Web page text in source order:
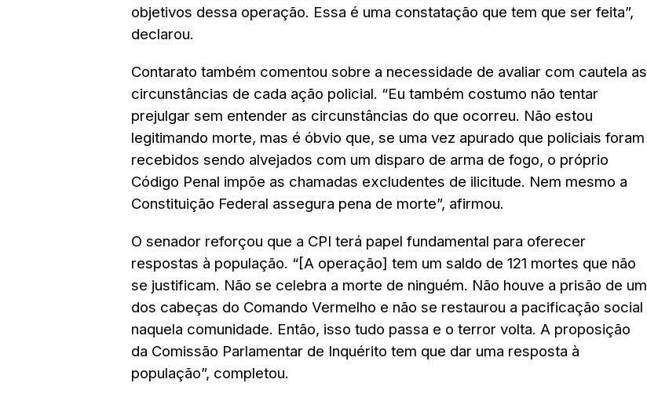
objetivos dessa operação. Essa é uma constatação que tem que ser feita”,
declarou.
Contarato também comentou sobre a necessidade de avaliar com cautela as
circunstâncias de cada ação policial. “Eu também costumo não tentar
prejulgar sem entender as circunstâncias do que ocorreu. Não estou
legitimando morte, mas é óbvio que, se uma vez apurado que policiais foram
recebidos sendo alvejados com um disparo de arma de fogo, o próprio
Código Penal impõe as chamadas excludentes de ilicitude. Nem mesmo a
Constituição Federal assegura pena de morte”, afirmou.
O senador reforçou que a CPI terá papel fundamental para oferecer
respostas à população. “[A operação] tem um saldo de 121 mortes que não
se justificam. Não se celebra a morte de ninguém. Não houve a prisão de um
dos cabeças do Comando Vermelho e não se restaurou a pacificação social
naquela comunidade. Então, isso tudo passa e o terror volta. A proposição
da Comissão Parlamentar de Inquérito tem que dar uma resposta à
população”, completou.